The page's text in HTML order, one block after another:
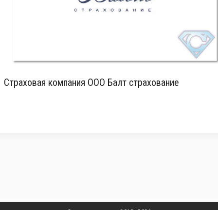
Страховая компания ООО Балт страхование